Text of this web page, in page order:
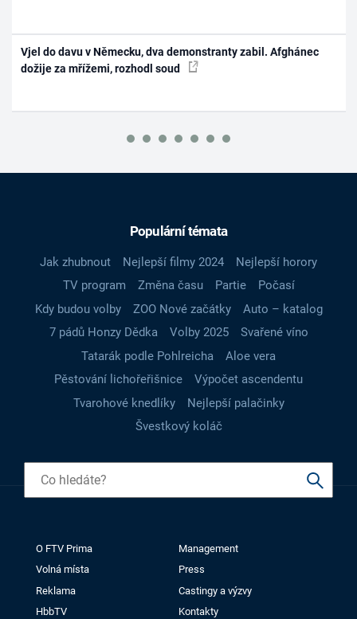
Vjel do davu v Německu, dva demonstranty zabil. Afghánec
dožije za mřížemi, rozhodl soud
Populární témata
Jak zhubnout Nejlepší filmy 2024
Nejlepší horory
TV program
Změna času Partie
Počasí
Kdy budou volby
ZOO Nové začátky
Auto – katalog
7 pádů Honzy Dědka
Volby 2025
Svařené víno
Tatarák podle Pohlreicha
Aloe vera
Pěstování lichořeřišnice
Výpočet ascendentu
Tvarohové knedlíky
Nejlepší palačinky
Švestkový koláč
O FTV Prima
Management
Volná místa
Press
Reklama
Castingy a výzvy
HbbTV
Kontakty